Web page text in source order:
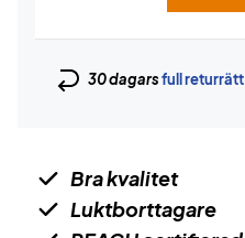
30 dagarsfull returrätt
Bra kvalitet
Luktborttagare